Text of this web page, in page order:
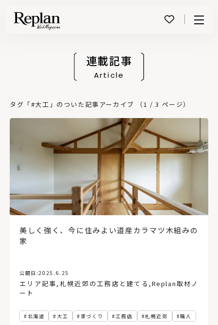
連載記事
Article
タグ「#大工」のついた記事アーカイブ （1 / 3 ページ）
美しく強く、今に住みよい道産カラマツ木組みの
家
公開日:2025.6.25
エリア記事, 札幌近郊の工務店と建てる ,Replan取材ノ
ート
北海道 大工 家づくり 工務店 札幌近郊 職人